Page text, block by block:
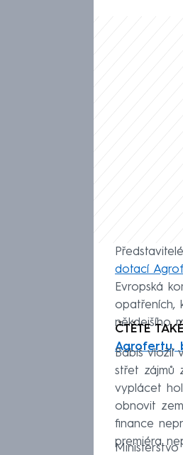
dotací
Evropská
opatřeních,
někdejšího
ČTĚTE
Agrofertu,
Babiš vložil
střet zájmů
vyplácet
obnovit
finance
premiéra